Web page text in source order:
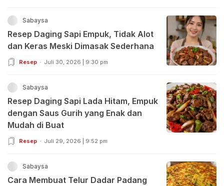
Sabaysa
Resep Daging Sapi Empuk, Tidak Alot
dan Keras Meski Dimasak Sederhana
Resep Juli 30, 2026 | 9:30 pm
Sabaysa
Resep Daging Sapi Lada Hitam, Empuk
dengan Saus Gurih yang Enak dan
Mudah di Buat
Resep Juli 29, 2026 | 9:52 pm
Sabaysa
Cara Membuat Telur Dadar Padang